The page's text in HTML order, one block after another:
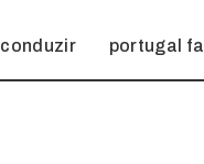
conduzir portugal